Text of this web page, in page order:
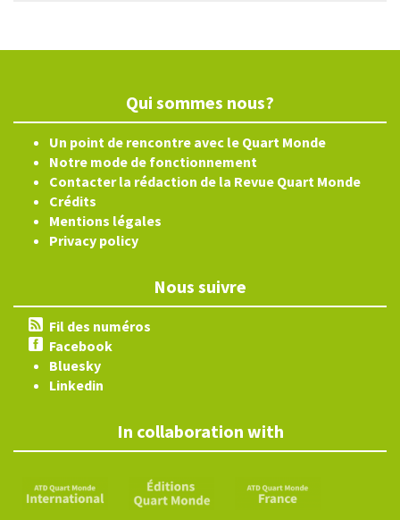
Qui sommes nous?
Un point de rencontre avec le Quart Monde
Notre mode de fonctionnement
Contacter la rédaction de la Revue Quart Monde
Crédits
Mentions légales
Privacy policy
Nous suivre
Fil des numéros
Facebook
Bluesky
Linkedin
In collaboration with